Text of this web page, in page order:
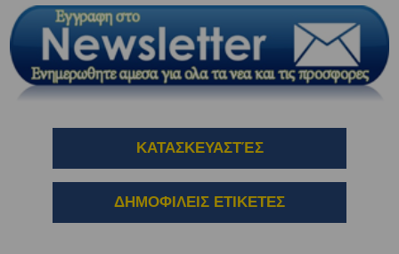
ΚΑΤΑΣΚΕΥΑΣΤΈΣ
ΔΗΜΟΦΙΛΕΙΣ ΕΤΙΚΕΤΕΣ